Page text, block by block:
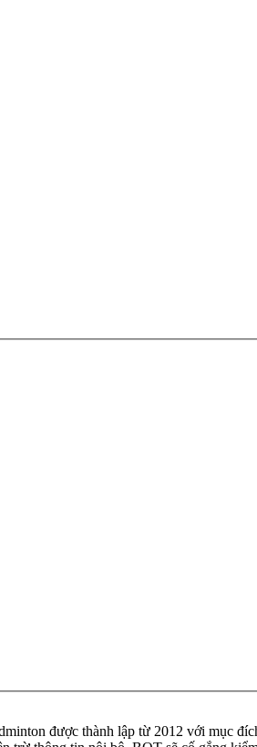
được thành lập từ 2012 với mục